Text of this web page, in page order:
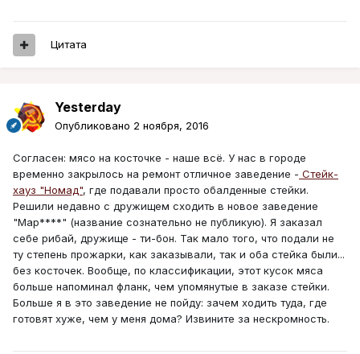
Цитата
Yesterday
Опубликовано 2 ноября, 2016
Согласен: мясо на косточке - наше всё. У нас в городе
временно закрылось на ремонт отличное заведение - Стейк-
хауз "Номад", где подавали просто обалденные стейки.
Решили недавно с дружищем сходить в новое заведение
"Мар****" (название сознательно не публикую). Я заказал
себе рибай, дружище - ти-бон. Так мало того, что подали не
ту степень прожарки, как заказывали, так и оба стейка были...
без косточек. Вообще, по классификации, этот кусок мяса
больше напоминал фланк, чем упомянутые в заказе стейки.
Больше я в это заведение не пойду: зачем ходить туда, где
готовят хуже, чем у меня дома? Извините за нескромность.